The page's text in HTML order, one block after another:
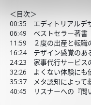
＜目次＞
00:35 エディトリアルデ
06:49 ベストセラー著書
11:59 ２度の出産と転職
16:24 テザイン感覚のあ
24:23 家事代行サービス
32:26 よくない体験にも
35:37 メタ認知によって
40:45 リスナーへの『問